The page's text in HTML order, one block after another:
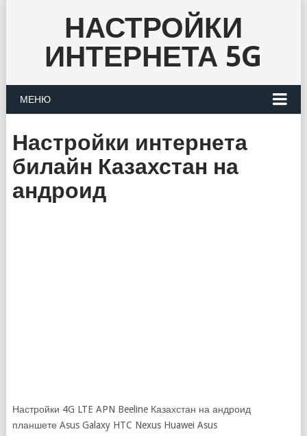
НАСТРОЙКИ
ИНТЕРНЕТА 5G
МЕНЮ
Настройки интернета
билайн Казахстан на
андроид
Настройки 4G LTE APN Beeline Казахстан на андроид
планшете Asus Galaxy HTC Nexus Huawei Asus